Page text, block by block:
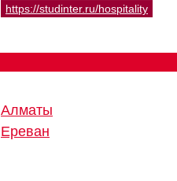
https://studinter.ru/hospitality
Алматы
Ереван